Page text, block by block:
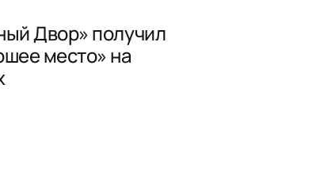
Двор» получил
место» на